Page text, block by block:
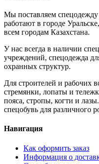
Мы поставляем
работают в городе
всем городам Казахстана.
У нас всегда в наличии
учреждений, спецодежда
охранных структур.
Для строителей и рабочих
стремянки, лопаты и
пояса, стропы, когти и
спецобувь для различного
Навигация
Как оформить заказ
Информация о